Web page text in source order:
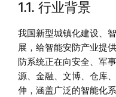
1.1. 行业背景
我国新型城镇化建设、
展，给智能安防产业提
防系统正在向安全、军
源、金融、文博、仓库
伸，涵盖广泛的智能化